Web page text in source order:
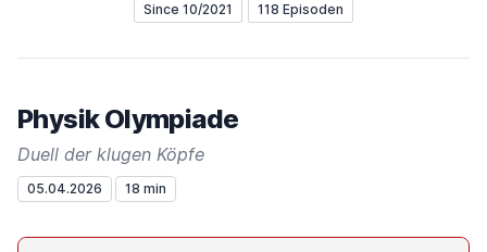
Since 10/2021 118 Episoden
Physik Olympiade
Duell der klugen Köpfe
05.04.2026 18 min